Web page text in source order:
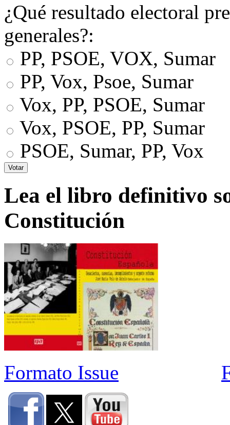
¿Qué resultado electoral
generales?:
PP, PSOE, VOX, Sumar
PP, Vox, Psoe, Sumar
Vox, PP, PSOE, Sumar
Vox, PSOE, PP, Sumar
PSOE, Sumar, PP, Vox
Lea el libro definitivo
Constitución
Formato Issue